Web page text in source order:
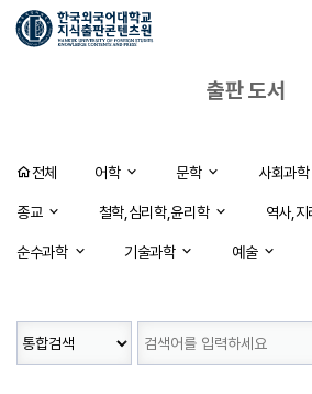
출판 도서
전체 어학 문학 사회과학
종교 철학,심리학,윤리학 역사,
순수과학 기술과학 예술